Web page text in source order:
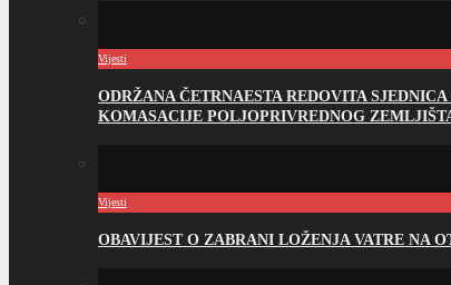
Vijesti
ODRŽANA ČETRNAESTA REDOVITA
KOMASACIJE POLJOPRIVREDNOG
Vijesti
OBAVIJEST O ZABRANI LOŽENJA VATRE NA